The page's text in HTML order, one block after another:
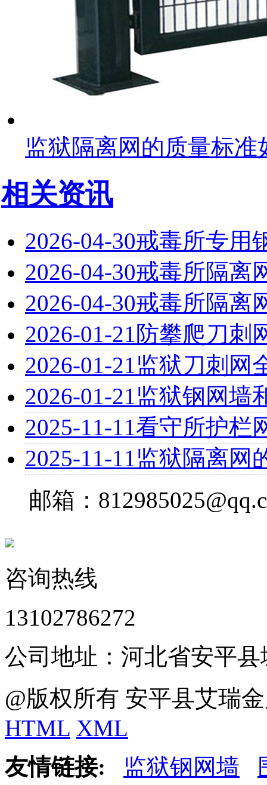
监狱隔离网的质量标准
相关资讯
2026-04-30戒毒所专用
2026-04-30戒毒所隔离
2026-04-30戒毒所隔离
2026-01-21 防攀爬刀刺
2026-01-21监狱刀刺网
2026-01-21监狱钢网墙
2025-11-11看守所护栏
2025-11-11监狱隔离网
邮箱：
咨询热线
13102786272
公司地址：河北省安平
@版权所有 安平县艾瑞
HTML XML
友情链接:
监狱钢网墙